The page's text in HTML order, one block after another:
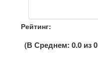
Рейтинг:
(В Среднем: 0.0 из0